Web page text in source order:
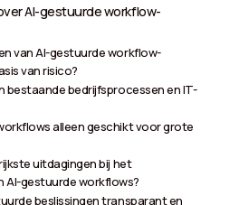
AI-gestuurde workflow-
van AI-gestuurde workflow-
van risico?
bestaande bedrijfsprocessen en IT-
alleen geschikt voor grote
uitdagingen bij het
AI-gestuurde workflows?
beslissingen transparant en